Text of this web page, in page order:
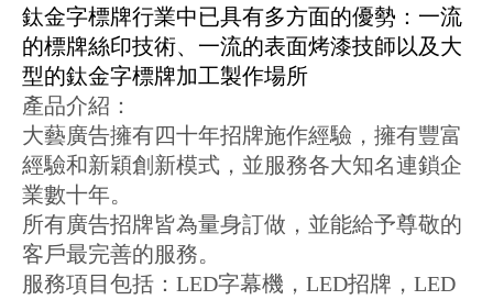
鈦金字標牌行業中已具有多方面的優勢：一流
的標牌絲印技術、一流的表面烤漆技師以及大
型的鈦金字標牌加工製作場所
產品介紹：
大藝廣告擁有四十年招牌施作經驗，擁有豐富
經驗和新穎創新模式，並服務各大知名連鎖企
業數十年。
所有廣告招牌皆為量身訂做，並能給予尊敬的
客戶最完善的服務。
服務項目包括：LED字幕機，LED招牌，LED